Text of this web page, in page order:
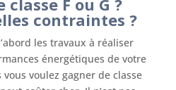
classe F ou G ?
contraintes ?
les travaux à réaliser
énergétiques de votre
voulez gagner de classe